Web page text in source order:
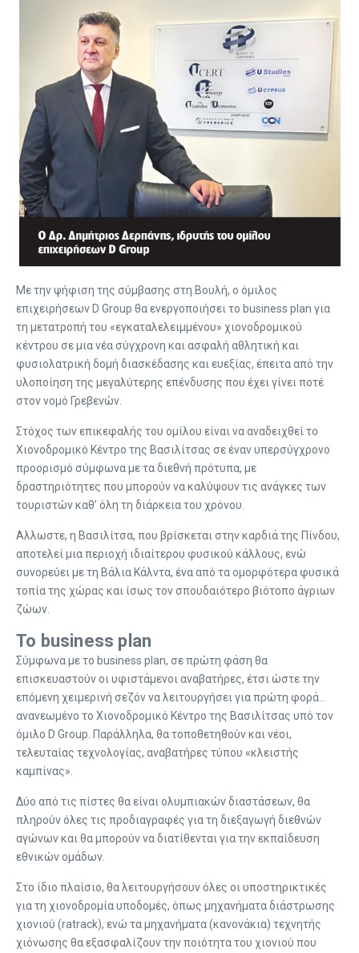
Με την ψήφιση της σύμβασης στη Βουλή, ο όμιλος
επιχειρήσεων D Group θα ενεργοποιήσει το business plan για
τη μετατροπή του «εγκαταλελειμμένου» χιονοδρομικού
κέντρου σε μια νέα σύγχρονη και ασφαλή αθλητική και
φυσιολατρική δομή διασκέδασης και ευεξίας, έπειτα από την
υλοποίηση της μεγαλύτερης επένδυσης που έχει γίνει ποτέ
στον νομό Γρεβενών.
Στόχος των επικεφαλής του ομίλου είναι να αναδειχθεί το
Χιονοδρομικό Κέντρο της Βασιλίτσας σε έναν υπερσύγχρονο
προορισμό σύμφωνα με τα διεθνή πρότυπα, με
δραστηριότητες που μπορούν να καλύψουν τις ανάγκες των
τουριστών καθ’ όλη τη διάρκεια του χρόνου.
Αλλωστε, η Βασιλίτσα, που βρίσκεται στην καρδιά της Πίνδου,
αποτελεί μια περιοχή ιδιαίτερου φυσικού κάλλους, ενώ
συνορεύει με τη Βάλια Κάλντα, ένα από τα ομορφότερα φυσικά
τοπία της χώρας και ίσως τον σπουδαιότερο βιότοπο άγριων
ζώων.
Το business plan
Σύμφωνα με το business plan, σε πρώτη φάση θα
επισκευαστούν οι υφιστάμενοι αναβατήρες, έτσι ώστε την
επόμενη χειμερινή σεζόν να λειτουργήσει για πρώτη φορά…
ανανεωμένο το Χιονοδρομικό Κέντρο της Βασιλίτσας υπό τον
όμιλο D Group. Παράλληλα, θα τοποθετηθούν και νέοι,
τελευταίας τεχνολογίας, αναβατήρες τύπου «κλειστής
καμπίνας».
Δύο από τις πίστες θα είναι oλυμπιακών διαστάσεων, θα
πληρούν όλες τις προδιαγραφές για τη διεξαγωγή διεθνών
αγώνων και θα μπορούν να διατίθενται για την εκπαίδευση
εθνικών ομάδων.
Στο ίδιο πλαίσιο, θα λειτουργήσουν όλες οι υποστηρικτικές
για τη χιονοδρομία υποδομές, όπως μηχανήματα διάστρωσης
χιονιού (ratrack), ενώ τα μηχανήματα (κανονάκια) τεχνητής
χιόνωσης θα εξασφαλίζουν την ποιότητα του χιονιού που